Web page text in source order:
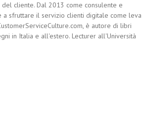
del cliente. Dal 2013 come consulente e
sfruttare il servizio clienti digitale come leva
è autore di libri
in Italia e all'estero. Lecturer all'Università